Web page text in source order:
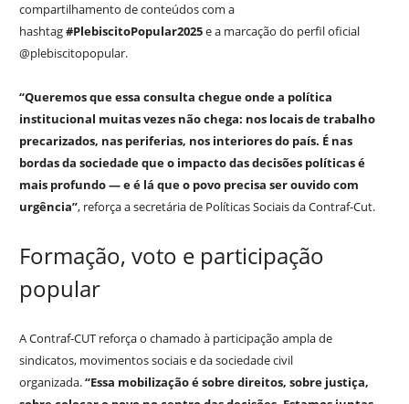
compartilhamento de conteúdos com a
hashtag#PlebiscitoPopular2025e a marcação do perfil oficial
@plebiscitopopular.
“Queremos que essa consulta chegue onde a política
institucional muitas vezes não chega: nos locais de trabalho
precarizados, nas periferias, nos interiores do país. É nas
bordas da sociedade que o impacto das decisões políticas é
mais profundo — e é lá que o povo precisa ser ouvido com
urgência”, reforça a secretária de Políticas Sociais da Contraf-Cut.
Formação, voto e participação
popular
A Contraf-CUT reforça o chamado à participação ampla de
sindicatos, movimentos sociais e da sociedade civil
organizada.“Essa mobilização é sobre direitos, sobre justiça,